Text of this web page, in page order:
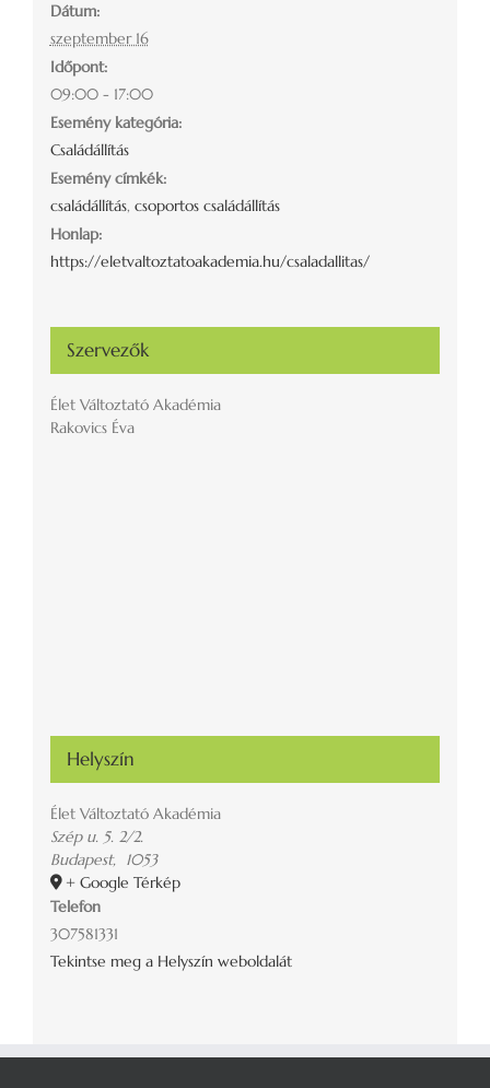
Dátum:
szeptember 16
Időpont:
09:00 - 17:00
Esemény kategória:
Családállítás
Esemény címkék:
családállítás, csoportos családállítás
Honlap:
https://eletvaltoztatoakademia.hu/csaladallitas/
Szervezők
Élet Változtató Akadémia
Rakovics Éva
Helyszín
Élet Változtató Akadémia
Szép u. 5. 2/2.
Budapest, 1053
+ Google Térkép
Telefon
307581331
Tekintse meg a Helyszín weboldalát